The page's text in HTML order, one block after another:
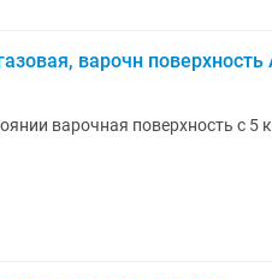
варочн
варочная поверхность с 5